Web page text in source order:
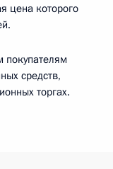
цена которого
покупателям
средств,
торгах.